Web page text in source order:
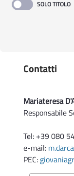
Contatti
Mariateresa
Responsabile
Tel: +39 080
e-mail:
PEC: